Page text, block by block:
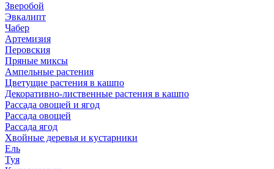
Зверобой
Эвкалипт
Чабер
Артемизия
Перовския
Пряные миксы
Ампельные растения
Цветущие растения в кашпо
Декоративно-лиственные растения в кашпо
Рассада овощей и ягод
Рассада овощей
Рассада ягод
Хвойные деревья и кустарники
Ель
Туя